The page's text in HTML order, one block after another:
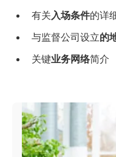
有关入场条件的详
与监督公司设立的
关键业务网络简介